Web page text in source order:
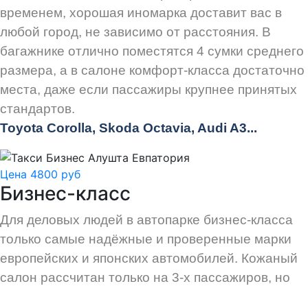
временем, хорошая иномарка доставит вас в
любой город, не зависимо от расстояния. В
багажнике отлично поместятся 4 сумки среднего
размера, а в салоне комфорт-класса достаточно
места, даже если пассажиры крупнее принятых
стандартов.
Toyota Corolla, Skoda Octavia, Audi A3...
Цена 4800 руб
Бизнес-класс
Для деловых людей в автопарке бизнес-класса
только самые надёжные и проверенные марки
европейских и японских автомобилей. Кожаный
салон рассчитан только на 3-х пассажиров, но